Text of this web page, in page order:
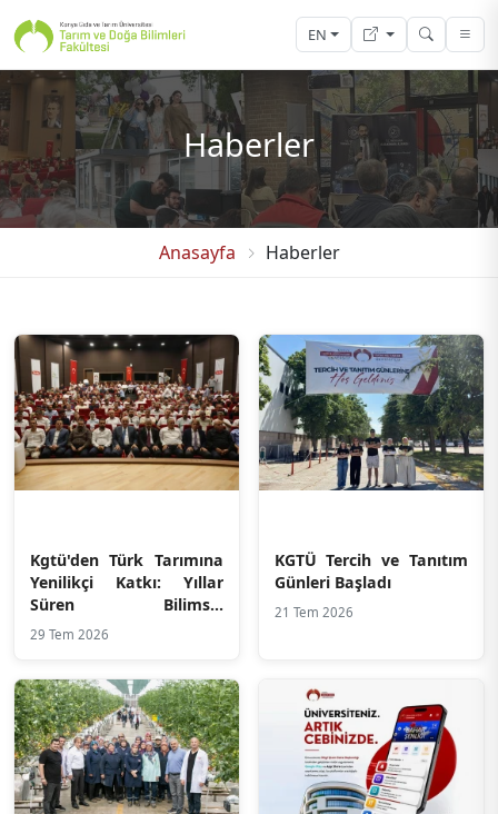
EN
Haberler
Anasayfa Haberler
Kgtü'den Türk Tarımına
Yenilikçi Katkı: Yıllar
Süren Bilimsel
Çalışmanın Ürünü
29 Tem 2026
KGTÜ Tercih ve Tanıtım
Günleri Başladı
21 Tem 2026